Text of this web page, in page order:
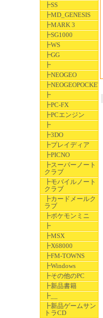
┣SS
┣MD_GENESIS
┣MARK 3
┣SG1000
┣WS
┣GG
┣
┣NEOGEO
┣NEOGEOPOCKET
┣
┣PC-FX
┣PCエンジン
┣
┣3DO
┣プレイディア
┣PICNO
┣スーパーノート
クラブ
┣モバイルノート
クラブ
┣カードメールク
ラブ
┣ポケモンミニ
┣
┣MSX
┣X68000
┣FM-TOWNS
┣Windows
┣その他のPC
┣新品書籍
┣__
┣新品ゲームサン
トラCD